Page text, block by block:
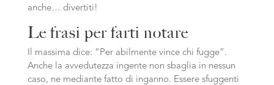
anche… divertiti!
Le frasi per farti notare
Il massima dice: “Per abilmente vince chi fugge”.
Anche la avvedutezza ingente non sbaglia in nessun
caso, ne mediante fatto di inganno. Essere sfuggenti